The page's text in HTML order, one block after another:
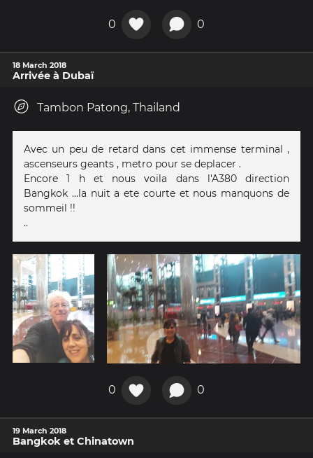
0 0
18 March 2018
Arrivée à Dubaï
Tambon Patong, Thailand
Avec un peu de retard dans cet immense terminal ,
ascenseurs geants , metro pour se deplacer .
Encore 1 h et nous voila dans l'A380 direction
Bangkok ...la nuit a ete courte et nous manquons de
sommeil !!
..
0 0
19 March 2018
Bangkok et Chinatown